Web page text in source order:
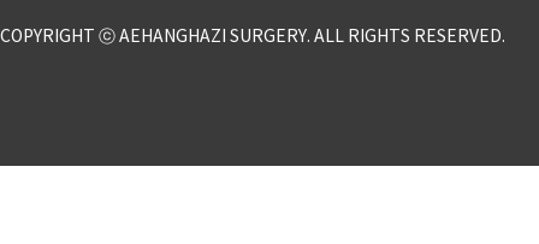
COPYRIGHT ⓒ AEHANGHAZI SURGERY. ALL RIGHTS RESERVED.